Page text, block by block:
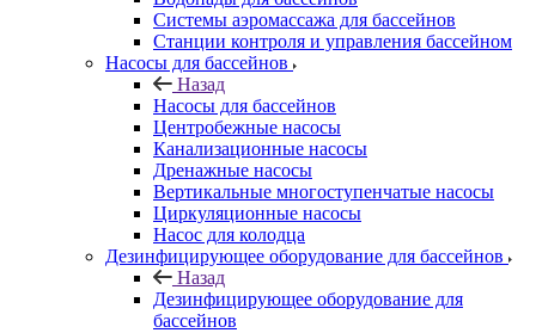
Системы аэромассажа для бассейнов
Станции контроля и управления бассейном
Насосы для бассейнов
Назад
Насосы для бассейнов
Центробежные насосы
Канализационные насосы
Дренажные насосы
Вертикальные многоступенчатые насосы
Циркуляционные насосы
Насос для колодца
Дезинфицирующее оборудование для бассейнов
Назад
Дезинфицирующее оборудование для
бассейнов